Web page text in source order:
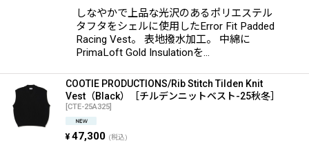
しなやかで上品な光沢のあるポリエステル
タフタをシェルに使用したError Fit Padded
Racing Vest。 表地撥水加工。 中綿に
PrimaLoft Gold Insulationを…
COOTIE PRODUCTIONS/Rib Stitch Tilden Knit
Vest（Black）［チルデンニットベスト-25秋冬］
[CTE-25A325]
¥ 47,300 (税込)